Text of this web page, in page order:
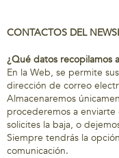
CONTACTOS DEL
¿Qué datos recopilamos
En la Web, se permite
dirección de correo
Almacenaremos
procederemos a
solicites la baja, o
Siempre tendrás la
comunicación.